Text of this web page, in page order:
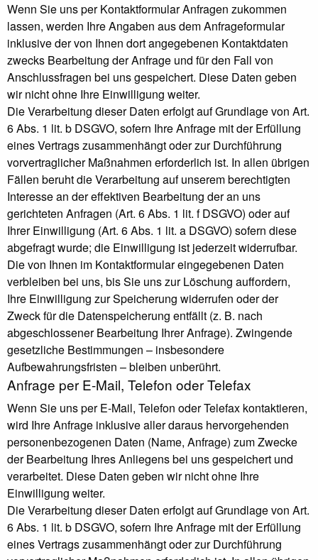
Wenn Sie uns per Kontaktformular Anfragen zukommen
lassen, werden Ihre Angaben aus dem Anfrageformular
inklusive der von Ihnen dort angegebenen Kontaktdaten
zwecks Bearbeitung der Anfrage und für den Fall von
Anschlussfragen bei uns gespeichert. Diese Daten geben
wir nicht ohne Ihre Einwilligung weiter.
Die Verarbeitung dieser Daten erfolgt auf Grundlage von Art.
6 Abs. 1 lit. b DSGVO, sofern Ihre Anfrage mit der Erfüllung
eines Vertrags zusammenhängt oder zur Durchführung
vorvertraglicher Maßnahmen erforderlich ist. In allen übrigen
Fällen beruht die Verarbeitung auf unserem berechtigten
Interesse an der effektiven Bearbeitung der an uns
gerichteten Anfragen (Art. 6 Abs. 1 lit. f DSGVO) oder auf
Ihrer Einwilligung (Art. 6 Abs. 1 lit. a DSGVO) sofern diese
abgefragt wurde; die Einwilligung ist jederzeit widerrufbar.
Die von Ihnen im Kontaktformular eingegebenen Daten
verbleiben bei uns, bis Sie uns zur Löschung auffordern,
Ihre Einwilligung zur Speicherung widerrufen oder der
Zweck für die Datenspeicherung entfällt (z. B. nach
abgeschlossener Bearbeitung Ihrer Anfrage). Zwingende
gesetzliche Bestimmungen – insbesondere
Aufbewahrungsfristen – bleiben unberührt.
Anfrage per E-Mail, Telefon oder Telefax
Wenn Sie uns per E-Mail, Telefon oder Telefax kontaktieren,
wird Ihre Anfrage inklusive aller daraus hervorgehenden
personenbezogenen Daten (Name, Anfrage) zum Zwecke
der Bearbeitung Ihres Anliegens bei uns gespeichert und
verarbeitet. Diese Daten geben wir nicht ohne Ihre
Einwilligung weiter.
Die Verarbeitung dieser Daten erfolgt auf Grundlage von Art.
6 Abs. 1 lit. b DSGVO, sofern Ihre Anfrage mit der Erfüllung
eines Vertrags zusammenhängt oder zur Durchführung